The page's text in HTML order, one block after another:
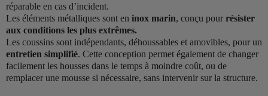
réparable en cas d’incident.
Les éléments métalliques sont en inox marin, conçu pour résister
aux conditions les plus extrêmes.
Les coussins sont indépendants, déhoussables et amovibles, pour un
entretien simplifié. Cette conception permet également de changer
facilement les housses dans le temps à moindre coût, ou de
remplacer une mousse si nécessaire, sans intervenir sur la structure.